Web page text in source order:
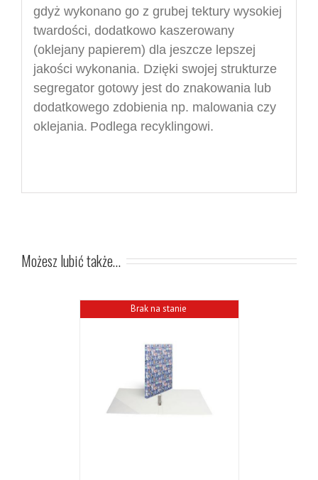
gdyż wykonano goz grubej tektury wysokiej
twardości, dodatkowo kaszerowany
(oklejany papierem) dla jeszcze lepszej
jakości wykonania. Dzięki swojej strukturze
segregatorgotowy jest do znakowania lub
dodatkowego zdobienia np. malowania czy
oklejania. Podlega recyklingowi.
Możesz lubić także…
Brak na stanie